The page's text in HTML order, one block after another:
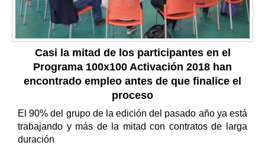
Casi la mitad de los participantes en el
Programa 100x100 Activación 2018 han
encontrado empleo antes de que finalice el
proceso
El 90% del grupo de la edición del pasado año ya está
trabajando y más de la mitad con contratos de larga
duración